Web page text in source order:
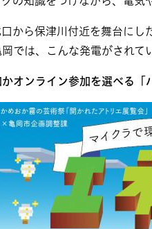
から保津川付近を舞台にし
では、こんな発電がされ
オンライン参加を選べる「